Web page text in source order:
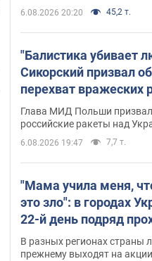
6.08.2026 20:20 45,2 т.
"Балистика убивает
Сикорский призвал
перехват вражеских
Украиной
Глава МИД Польши призвал
российские ракеты над
6.08.2026 19:47 7,7 т.
"Мама учила меня,
это зло": в городах
22-й день подряд
массовые митинги за
возвращение
В разных регионах страны
прежнему выходят на акции